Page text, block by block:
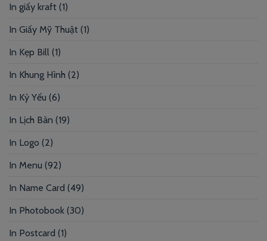
In giấy kraft (1)
In Giấy Mỹ Thuật (1)
In Kẹp Bill (1)
In Khung Hình (2)
In Kỷ Yếu (6)
In Lịch Bàn (19)
In Logo (2)
In Menu (92)
In Name Card (49)
In Photobook (30)
In Postcard (1)